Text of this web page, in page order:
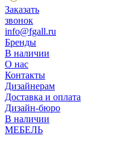
Заказать
звонок
info@fgall.ru
Бренды
В наличии
О нас
Контакты
Дизайнерам
Доставка и оплата
Дизайн-бюро
В наличии
МЕБЕЛЬ